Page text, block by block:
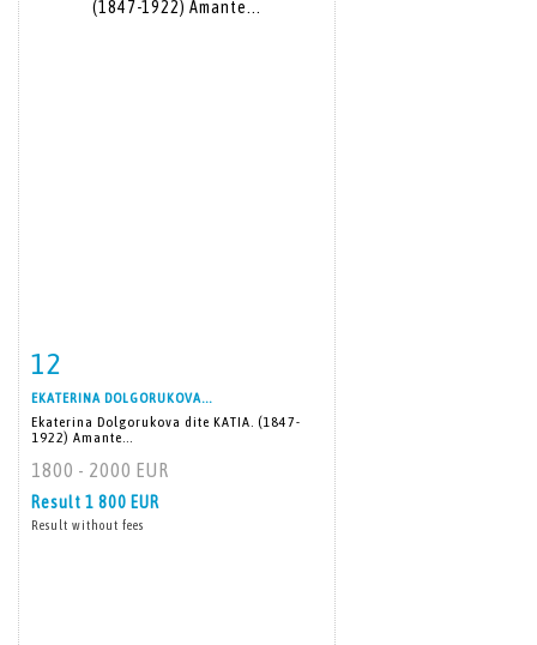
12
EKATERINA DOLGORUKOVA...
Ekaterina Dolgorukova dite KATIA. (1847-
1922) Amante...
1800 - 2000 EUR
Result 1 800 EUR
Result without fees